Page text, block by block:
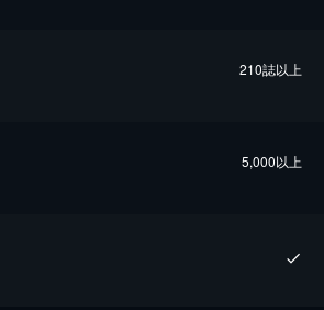
210誌以上
5,000以上